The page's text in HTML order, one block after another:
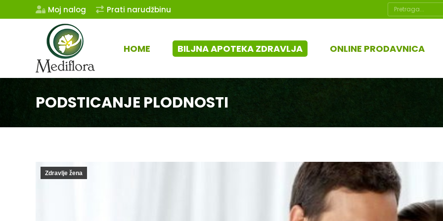
Moj nalog Prati narudžbinu Search:
HOME BILJNA APOTEKA ZDRAVLJA ONLINE PRODAVNICA
PODSTICANJE PLODNOSTI
Zdravlje žena